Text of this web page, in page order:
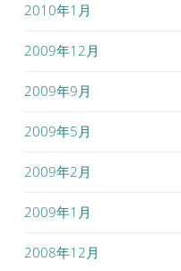
2010年1月
2009年12月
2009年9月
2009年5月
2009年2月
2009年1月
2008年12月